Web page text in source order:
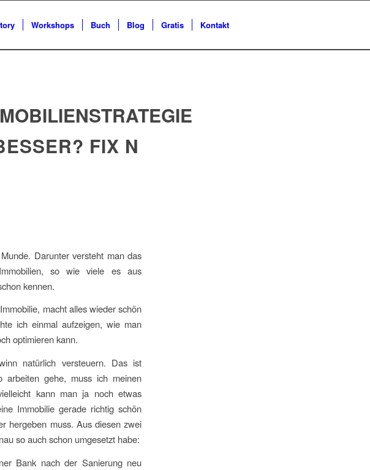
Workshops Buch Blog Gratis Kontakt
FIX N
Darunter versteht man das
so wie viele es aus
kennen.
macht alles wieder schön
ich einmal aufzeigen, wie man
optimieren kann.
natürlich versteuern. Das ist
arbeiten gehe, muss ich meinen
kann man ja noch etwas
Immobilie gerade richtig schön
hergeben muss. Aus diesen zwei
so auch schon umgesetzt habe:
Bank nach der Sanierung neu